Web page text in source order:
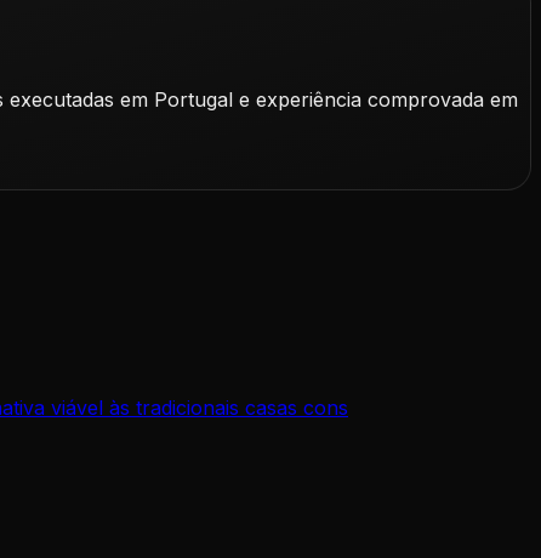
em Portugal e experiência comprovada em
viável às tradicionais casas cons